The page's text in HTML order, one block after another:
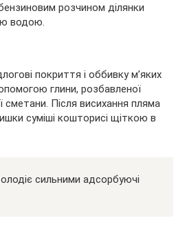
розчином ділянки
водою.
покриття і оббивку м’яких
глини, розбавленої
Після висихання пляма
суміші кошторисі щіткою в
сильними адсорбуючі